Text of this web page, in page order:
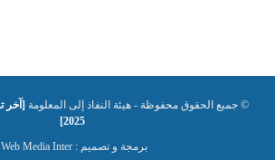
© جميع الحقوق محفوظة - هيئة النفاذ إلى المعلومة
2025]
برمجة و تصميم :Web Media Inter.